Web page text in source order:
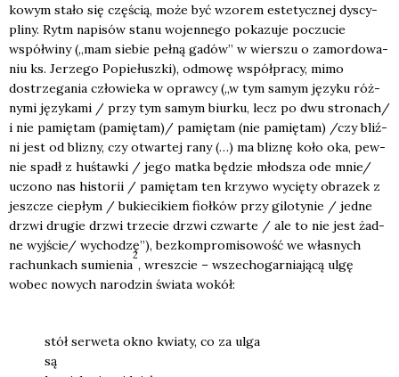
ko­wym sta­ło się czę­ścią, może być wzo­rem este­tycz­nej dys­cy­
pli­ny. Rytm napi­sów sta­nu wojen­ne­go poka­zu­je poczu­cie
współ­wi­ny („mam sie­bie peł­ną gadów” w wier­szu o zamor­do­wa­
niu ks. Jerze­go Popie­łusz­ki), odmo­wę współ­pra­cy, mimo
dostrze­ga­nia czło­wie­ka w opraw­cy („w tym samym języ­ku róż­
ny­mi języ­ka­mi / przy tym samym biur­ku, lecz po dwu stronach/
i nie pamię­tam (pamiętam)/ pamię­tam (nie pamię­tam) /czy bliź­
ni jest od bli­zny, czy otwar­tej rany (…) ma bli­znę koło oka, pew­
nie spadł z huś­taw­ki / jego mat­ka będzie młod­sza ode mnie/
uczo­no nas histo­rii / pamię­tam ten krzy­wo wycię­ty obra­zek z
jesz­cze cie­płym / bukie­ci­kiem fioł­ków przy gilo­ty­nie / jed­ne
drzwi dru­gie drzwi trze­cie drzwi czwar­te / ale to nie jest żad­
ne wyjście/ wycho­dzę”), bez­kom­pro­mi­so­wość we wła­snych
rachun­kach sumie­nia
2
, wresz­cie – wszech­ogar­nia­ją­cą ulgę
wobec nowych naro­dzin świa­ta wokół:
stół ser­we­ta okno kwia­ty, co za ulga
są